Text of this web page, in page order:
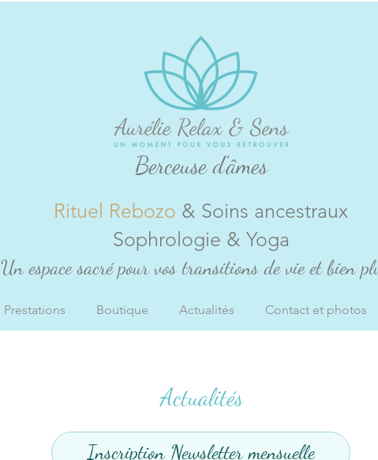
Actualités
Inscription Newsletter mensuelle
Berceuse d'âmes
Rituel Rebozo & Soins ancestraux
Sophrologie & Yoga
Un espace sacré pour vos transitions de vie et bien
Prestations Boutique Actualités Contact et photos